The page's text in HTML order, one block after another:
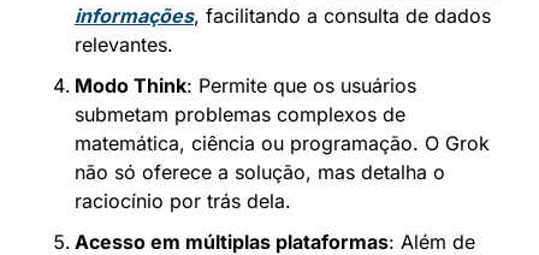
informações, facilitando a consulta de dados
relevantes.
Modo Think: Permite que os usuários
submetam problemas complexos de
matemática, ciência ou programação. O Grok
não só oferece a solução, mas detalha o
raciocínio por trás dela.
Acesso em múltiplas plataformas: Além de